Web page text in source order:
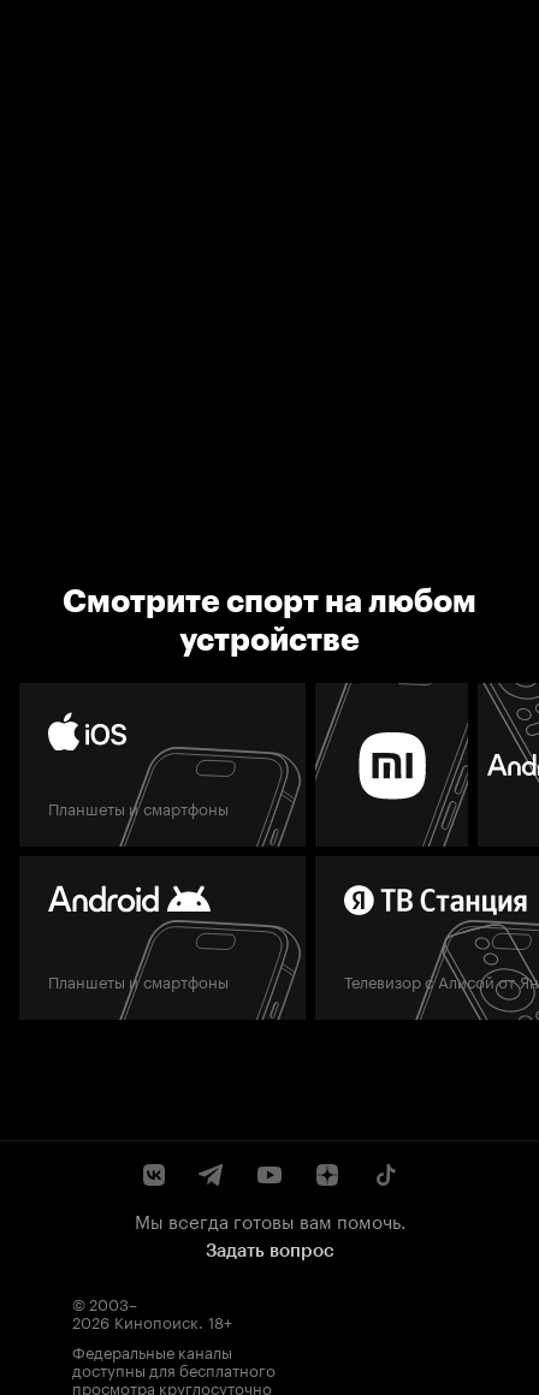
Смотрите спорт на любом
устройстве
Планшеты и смартфоны
Планшеты и смартфоны Телевизор с Алисой от
Мы всегда готовы вам помочь.
Задать вопрос
© 2003–
2026 Кинопоиск. 18+
Федеральные каналы
доступны для бесплатного
просмотра круглосуточно